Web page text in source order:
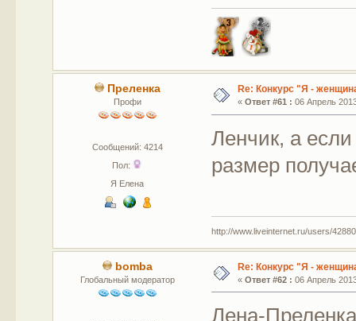
Преленка
Профи
Сообщений: 4214
Пол:
Я Елена
Re: Конкурс "Я -
« Ответ #61 : 06 Апрель
Ленчик, а
размер
http://www.liveinternet.ru/users/
bomba
Глобальный модератор
Re: Конкурс "Я -
« Ответ #62 : 06 Апрель
Лена-